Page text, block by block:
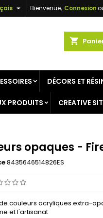
Bienvenue, Connexion

shopping_cart
DÉCORS ET
PRODUITS CREATIVE
opaques -
8435646514826ES
couleurs acryliques extra-
et l'artisanat